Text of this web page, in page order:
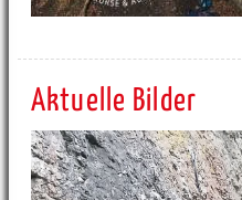
Aktuelle Bilder